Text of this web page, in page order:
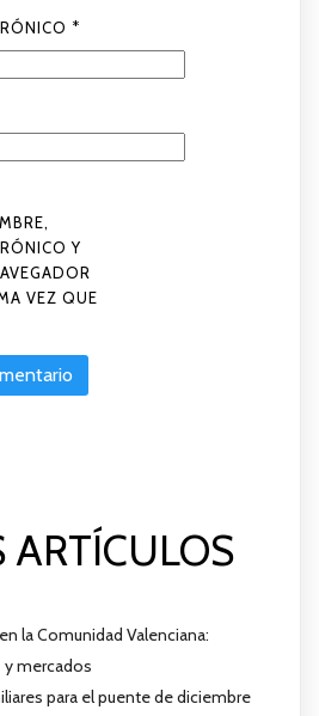
*
Y
VEZ QUE
ARTÍCULOS
la Comunidad Valenciana:
mercados
para el puente de diciembre